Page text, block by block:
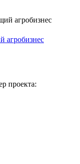
агробизнес
проекта: